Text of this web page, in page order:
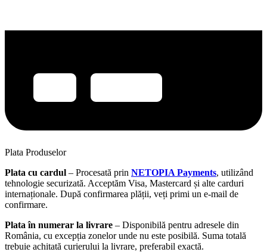
Plata Produselor
Plata cu cardul – Procesată prin NETOPIA Payments, utilizând
tehnologie securizată. Acceptăm Visa, Mastercard și alte carduri
internaționale. După confirmarea plății, veți primi un e-mail de
confirmare.
Plata în numerar la livrare – Disponibilă pentru adresele din
România, cu excepția zonelor unde nu este posibilă. Suma totală
trebuie achitată curierului la livrare, preferabil exactă.